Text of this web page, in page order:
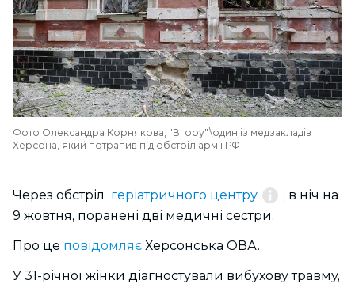
Фото Олександра Корнякова, "Вгору"\один із медзакладів
Херсона, який потрапив під обстріл армії РФ
Через обстріл геріатричного центру
, в ніч на
9 жовтня, поранені дві медичні сестри.
Про це повідомляє Херсонська ОВА.
У 31-річної жінки діагностували вибухову травму,